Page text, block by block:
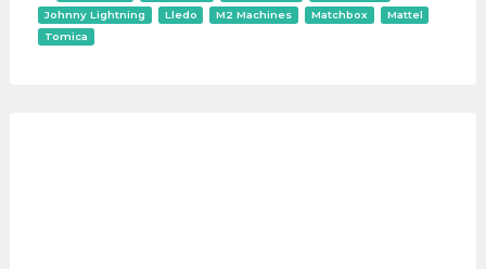
Johnny Lightning
Lledo M2 Machines Matchbox
Mattel
Tomica